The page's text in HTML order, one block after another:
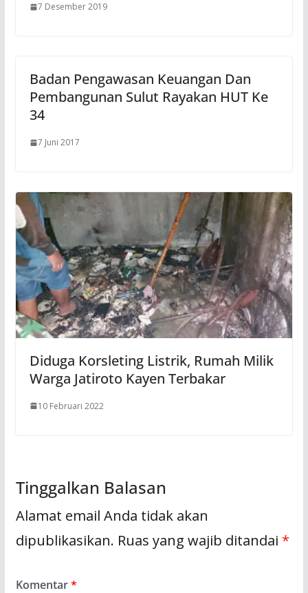
7 Desember 2019
Badan Pengawasan Keuangan Dan
Pembangunan Sulut Rayakan HUT Ke
34
7 Juni 2017
Diduga Korsleting Listrik, Rumah Milik
Warga Jatiroto Kayen Terbakar
10 Februari 2022
Tinggalkan Balasan
Alamat email Anda tidak akan
dipublikasikan. Ruas yang wajib ditandai *
Komentar*